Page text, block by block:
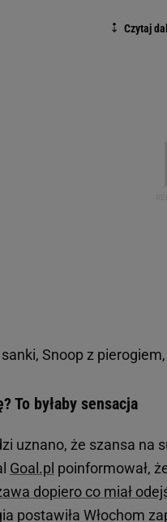
Snoop z
To byłaby sensacja
uznano, że szansa na
Goal.pl poinformował,
dopiero co miał
postawiła Włochom